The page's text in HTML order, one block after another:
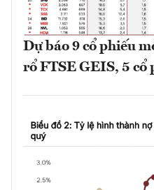
Dự báo 9 cổ phiếu
rổ FTSE GEIS, 5 cổ